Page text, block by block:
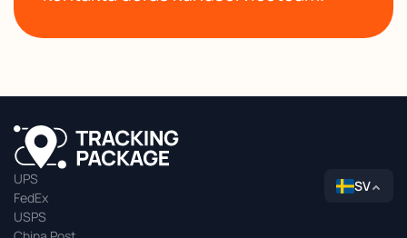
UPS
FedEx
USPS
SV